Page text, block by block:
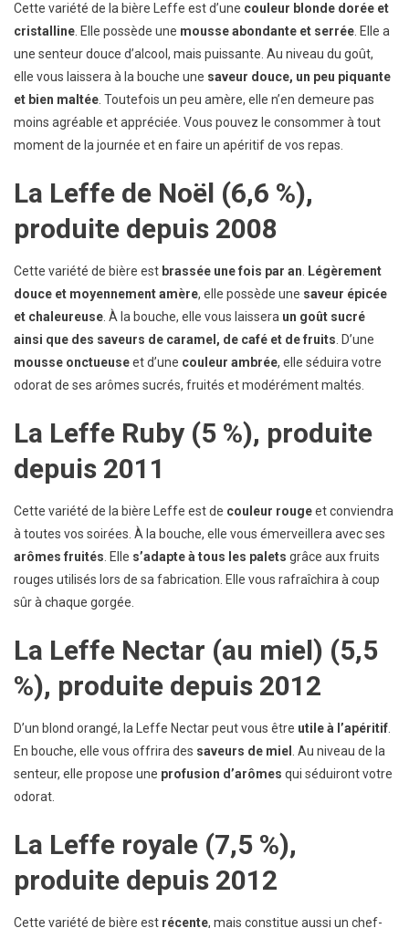
Cette variété de la bière Leffe est d’une couleur blonde dorée et
cristalline. Elle possède une mousse abondante et serrée. Elle a
une senteur douce d’alcool, mais puissante. Au niveau du goût,
elle vous laissera à la bouche une saveur douce, un peu piquante
et bien maltée. Toutefois un peu amère, elle n’en demeure pas
moins agréable et appréciée. Vous pouvez le consommer à tout
moment de la journée et en faire un apéritif de vos repas.
La Leffe de Noël (6,6 %),
produite depuis 2008
Cette variété de bière est brassée une fois par an. Légèrement
douce et moyennement amère, elle possède une saveur épicée
et chaleureuse. À la bouche, elle vous laissera un goût sucré
ainsi que des saveurs de caramel, de café et de fruits. D’une
mousse onctueuseet d’une couleur ambrée, elle séduira votre
odorat de ses arômes sucrés, fruités et modérément maltés.
La Leffe Ruby (5 %), produite
depuis 2011
Cette variété de la bière Leffe est de couleur rougeet conviendra
à toutes vos soirées. À la bouche, elle vous émerveillera avec ses
arômes fruités. Elle s’adapte à tous les palets grâce aux fruits
rouges utilisés lors de sa fabrication. Elle vous rafraîchira à coup
sûr à chaque gorgée.
La Leffe Nectar (au miel) (5,5
%), produite depuis 2012
D’un blond orangé, la Leffe Nectar peut vous être utile à l’apéritif.
En bouche, elle vous offrira des saveurs de miel . Au niveau de la
senteur, elle propose une profusion d’arômes qui séduiront votre
odorat.
La Leffe royale (7,5 %),
produite depuis 2012
Cette variété de bière est récente, mais constitue aussi un chef-